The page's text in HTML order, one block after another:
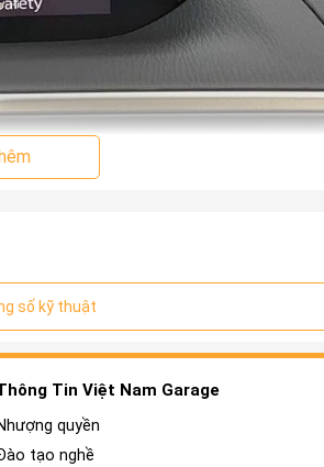
số kỹ thuật
Tin Việt Nam Garage
quyền
tạo nghề